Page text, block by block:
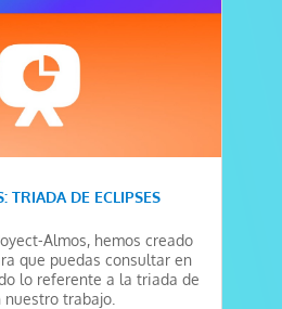
TRIADA DE ECLIPSES
Almos, hemos creado
que puedas consultar en
lo referente a la triada de
trabajo.